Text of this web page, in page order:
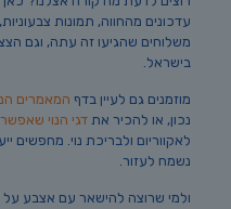
עדכונים מהחווה, תמונות
משלוחים שהגיעו זה עתה, וגם
בישראל.
מוזמנים גם לעיין בדף המאמרים
נכון, או להכיר את דגי הנוי
לאקווריום ולבריכת נוי. מחפשים
נשמח לעזור.
ולמי שרוצה להישאר עם אצבע